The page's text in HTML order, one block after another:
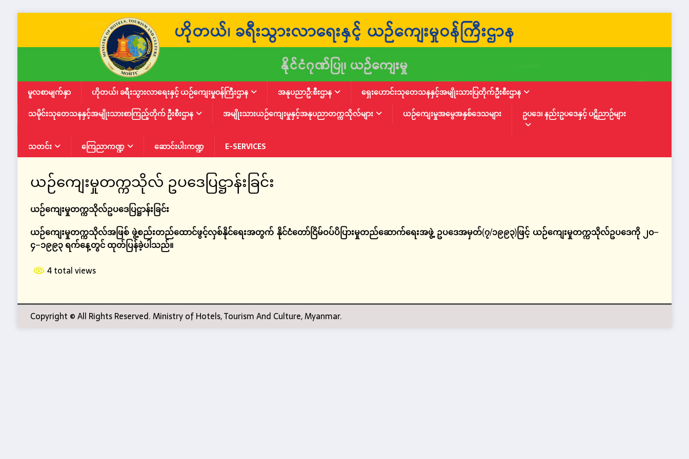
မူလစာမျက်နှာ ဟိုတယ်၊ ခရီးသွားလာရေးနှင့် ယဉ်ကျေးမှုဝန်ကြီးဌာန အနုပညာဦ:စီးဌာန
ရှေးဟောင်းသုတေသနနှင့်အမျိုးသားပြတိုက်ဦးစီးဌာန
သမိုင်းသုတေသနနှင့်အမျိုးသားစာကြည့်တိုက် ဦးစီးဌာန
အမျိုးသားယဉ်ကျေးမှုနှင့်အနုပညာတက္ကသိုလ်များ ယဉ်ကျေးမှုအမွေအနှစ်ဒေသများ ဥပဒေ၊ နည်းဥပဒေနှင့် ပဋိညာဉ်များ
သတင်း ကြေညာကဏ္ဍ ဆောင်းပါးကဏ္ဍ E-SERVICES
ယဉ်ကျေးမှုတက္ကသိုလ် ဥပဒေပြဋ္ဌာန်းခြင်း
ယဉ်ကျေးမှုတက္ကသိုလ်ဥပဒေပြဋ္ဌာန်းခြင်း
ယဉ်ကျေးမှုတက္ကသိုလ်အဖြစ် ဖွဲ့စည်းတည်ထောင်ဖွင့်လှစ်နိုင်ရေးအတွက် နိုင်ငံတော်ငြိမ်ဝပ်ပိပြားမှုတည်ဆောက်ရေးအဖွဲ့ ဥပဒေအမှတ်(၇/၁၉၉၃)ဖြင့် ယဉ်ကျေးမှုတက္ကသိုလ်ဥပဒေကို ၂၀–
၄–၁၉၉၃ ရက်နေ့တွင် ထုတ်ပြန်ခဲ့ပါသည်။
4 total views
Copyright © All Rights Reserved. Ministry of Hotels, Tourism And Culture, Myanmar.